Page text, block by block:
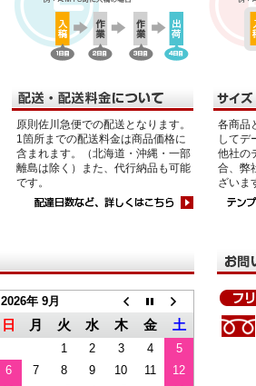
原則佐川急便での配送となります。
1箇所までの配送料金は商品価格に
含まれます。（北海道・沖縄・一部
離島は除く）また、代行納品も可能
です。
各商品
してデ
他社の
合、弊
ざいま
2026年 9月
日 月 火 水 木 金 土
1 2 3 4
5
6
7 8 9 10 11
12